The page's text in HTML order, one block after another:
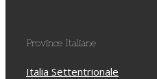
Province Italiane
Italia Settentrionale